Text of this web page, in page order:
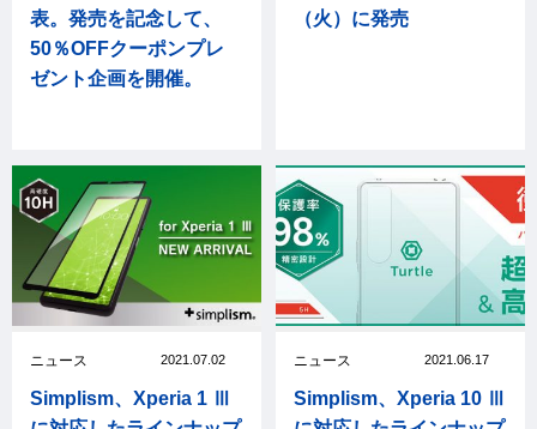
表。発売を記念して、
50％OFFクーポンプレ
ゼント企画を開催。
（火）に発売
ニュース 2021.07.02
Simplism、Xperia 1 Ⅲ
ニュース 2021.06.17
Simplism、Xperia 10 Ⅲ